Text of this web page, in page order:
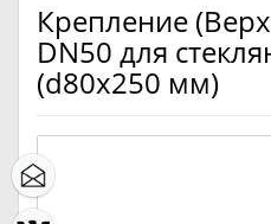
Крепление
DN50 для
(d80х250 мм)